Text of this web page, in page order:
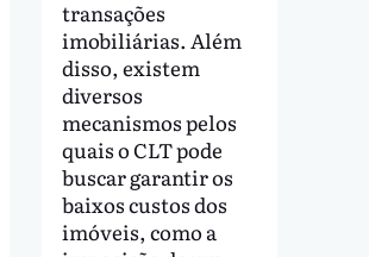
transações
imobiliárias. Além
disso, existem
diversos
mecanismos pelos
quais o CLT pode
buscar garantir os
baixos custos dos
imóveis, como a